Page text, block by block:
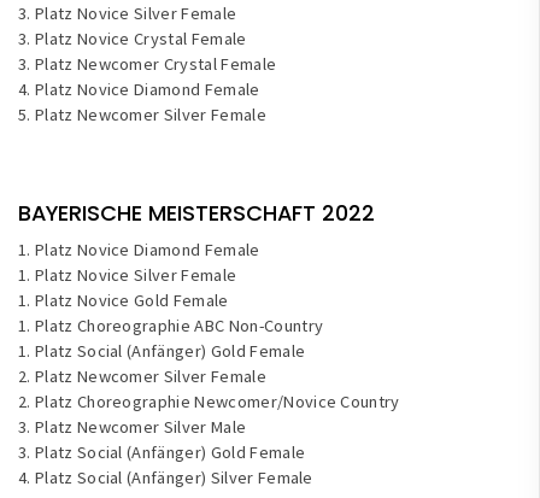
3. Platz Novice Silver Female
3. Platz Novice Crystal Female
3. Platz Newcomer Crystal Female
4. Platz Novice Diamond Female
5. Platz Newcomer Silver Female
BAYERISCHE MEISTERSCHAFT 2022
1. Platz Novice Diamond Female
1. Platz Novice Silver Female
1. Platz Novice Gold Female
1. Platz Choreographie ABC Non-Country
1. Platz Social (Anfänger) Gold Female
2. Platz Newcomer Silver Female
2. Platz Choreographie Newcomer/Novice Country
3. Platz Newcomer Silver Male
3. Platz Social (Anfänger) Gold Female
4. Platz Social (Anfänger) Silver Female